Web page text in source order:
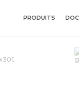
PRODUITS